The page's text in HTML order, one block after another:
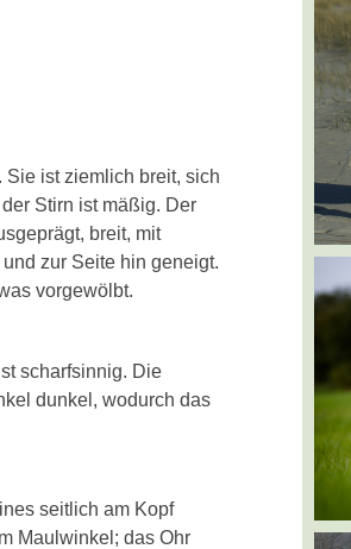
ist ziemlich breit, sich
Stirn ist mäßig. Der
breit, mit
zur Seite hin geneigt.
vorgewölbt.
scharfsinnig. Die
dunkel, wodurch das
seitlich am Kopf
Maulwinkel; das Ohr